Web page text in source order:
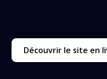
Découvrir le site en